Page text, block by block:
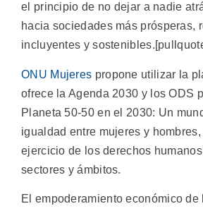
el principio de no dejar a nadie
hacia sociedades más prósperas,
incluyentes y
ONU Mujeres propone utilizar la
ofrece la Agenda 2030 y los ODS
Planeta 50-50 en el 2030: Un
igualdad entre mujeres y
ejercicio de los derechos
sectores y ámbitos.
El empoderamiento económico de